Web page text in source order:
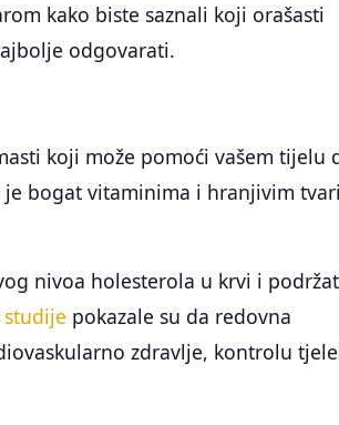
kako biste saznali koji orašasti
odgovarati.
koji može pomoći vašem tijelu
bogat vitaminima i hranjivim
nivoa holesterola u krvi i
studije pokazale su da redovna
zdravlje, kontrolu